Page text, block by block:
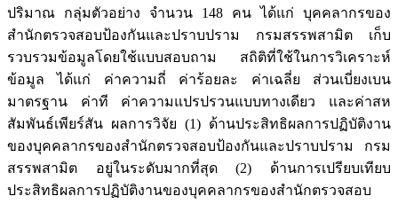
ปริมาณ กลุ่มตัวอย่าง จำนวน 148 คน ได้แก่ บุคคลากรของ
สำนักตรวจสอบป้องกันและปราบปราม กรมสรรพสามิต เก็บ
รวบรวมข้อมูลโดยใช้แบบสอบถาม สถิติที่ใช้ในการวิเคราะห์
ข้อมูล ได้แก่ ค่าความถี่ ค่าร้อยละ ค่าเฉลี่ย ส่วนเบี่ยงเบน
มาตรฐาน ค่าที ค่าความแปรปรวนแบบทางเดียว และค่าสห
สัมพันธ์เพียร์สัน ผลการวิจัย (1) ด้านประสิทธิผลการปฏิบัติงาน
ของบุคคลากรของสำนักตรวจสอบป้องกันและปราบปราม กรม
สรรพสามิต อยู่ในระดับมากที่สุด (2) ด้านการเปรียบเทียบ
ประสิทธิผลการปฏิบัติงานของบุคคลากรของสำนักตรวจสอบ